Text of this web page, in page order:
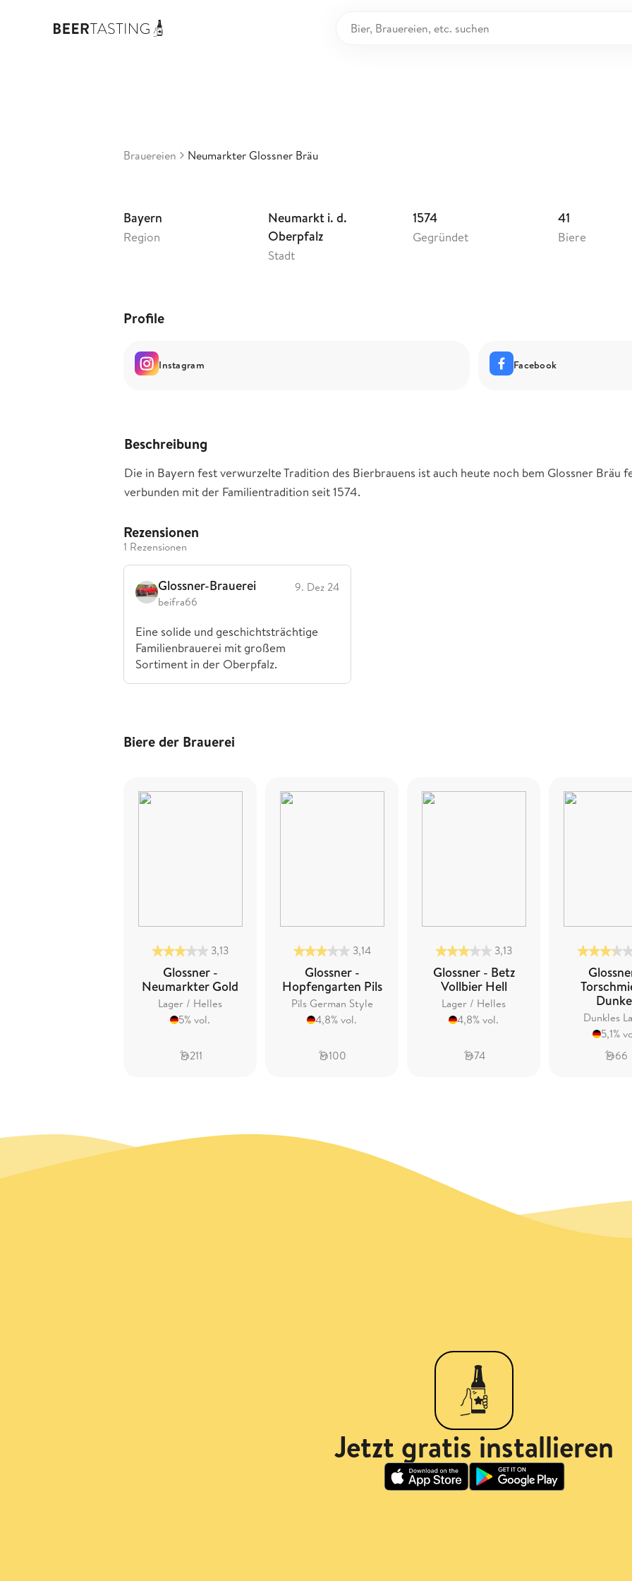
Brauereien Neumarkter Glossner Bräu
Bayern
Region
Neumarkt i. d.
Oberpfalz
Stadt
1574
Gegründet
41
Biere
Profile
Instagram Facebook
Beschreibung
Die in Bayern fest verwurzelte Tradition des Bierbrauens ist auch heute noch bem Glossner Bräu
verbunden mit der Familientradition seit 1574.
Rezensionen
1 Rezensionen
Glossner-Brauerei
beifra66
9. Dez 24
Eine solide und geschichtsträchtige
Familienbrauerei mit großem
Sortiment in der Oberpfalz.
Biere der Brauerei
3,13
Glossner -
Neumarkter Gold
Lager / Helles
5% vol.
211
3,14
Glossner -
Hopfengarten Pils
Pils German Style
4,8% vol.
100
3,13
Glossner - Betz
Vollbier Hell
Lager / Helles
4,8% vol.
74
Dunkles
5,1%
66
Jetzt gratis installieren